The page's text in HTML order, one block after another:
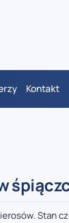
Kontakt
Stan